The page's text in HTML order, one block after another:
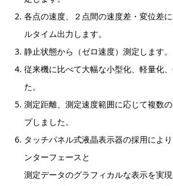
各点の速度、２点間の速度差・変位差
ルタイム出力します。
静止状態から（ゼロ速度）測定します。
従来機に比べて大幅な小型化、軽量化
た。
測定距離、測定速度範囲に応じて複数
プしました。
タッチパネル式液晶表示器の採用によ
ンターフェースと
測定データのグラフィカルな表示を実現